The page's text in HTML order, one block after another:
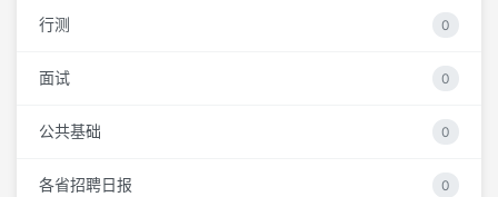
行测 0
面试 0
公共基础 0
各省招聘日报 0